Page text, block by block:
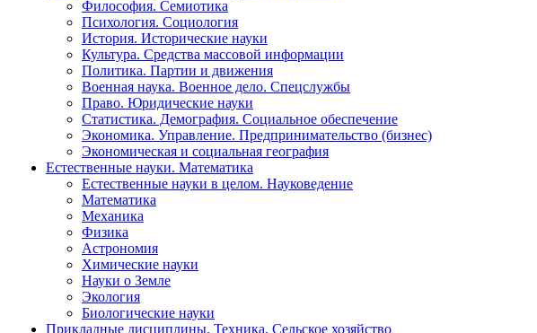
Философия. Семиотика
Психология. Социология
История. Исторические науки
Культура. Средства массовой информации
Политика. Партии и движения
Военная наука. Военное дело. Спецслужбы
Право. Юридические науки
Статистика. Демография. Социальное обеспечение
Экономика. Управление. Предпринимательство (бизнес)
Экономическая и социальная география
Естественные науки. Математика
Естественные науки в целом. Науковедение
Математика
Механика
Физика
Астрономия
Химические науки
Науки о Земле
Экология
Биологические науки
Прикладные дисциплины. Техника. Сельское хозяйство